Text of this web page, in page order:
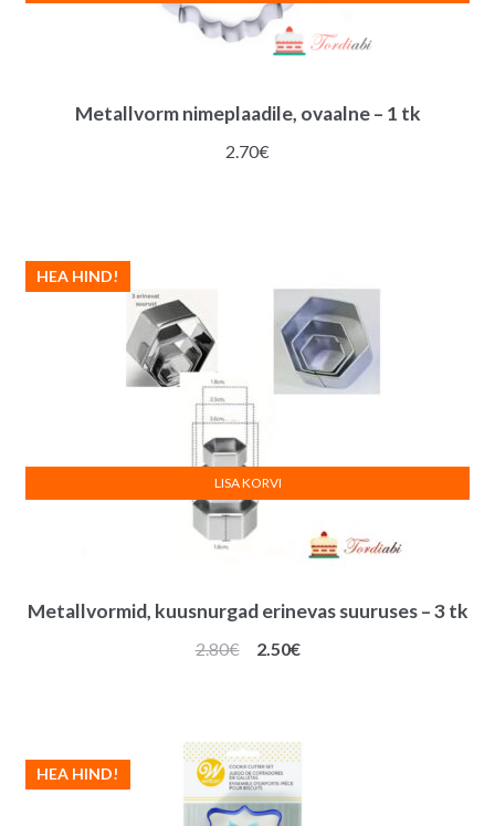
Metallvorm nimeplaadile, ovaalne – 1 tk
2.70€
Metallvormid, kuusnurgad erinevas suuruses – 3 tk
HEA HIND!
2.80€
Algne
2.50€Praegune
LISA KORVI
HEA HIND!